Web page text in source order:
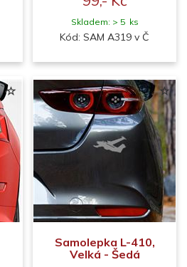
Skladem: > 5 ks
Kód: SAM A319 v Č
Samolepka L-410,
Velká - Šedá